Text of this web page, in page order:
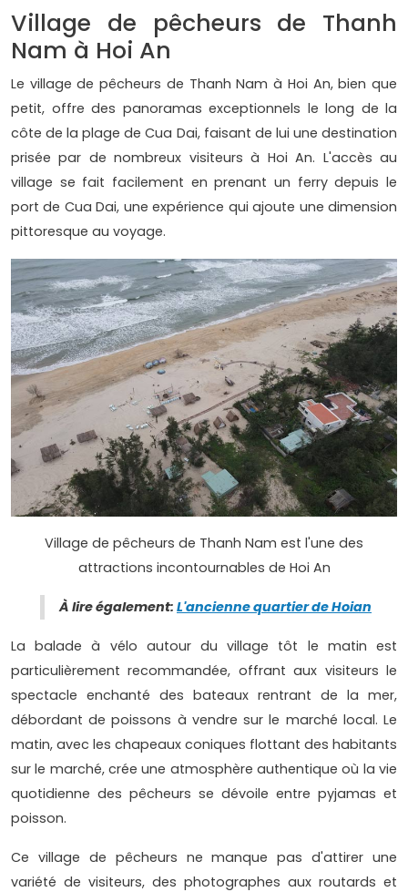
Village de pêcheurs de Thanh
Nam à Hoi An
Le village de pêcheurs de Thanh Nam à Hoi An, bien que
petit, offre des panoramas exceptionnels le long de la
côte de la plage de Cua Dai, faisant de lui une destination
prisée par de nombreux visiteurs à Hoi An. L'accès au
village se fait facilement en prenant un ferry depuis le
port de Cua Dai, une expérience qui ajoute une dimension
pittoresque au voyage.
Village de pêcheurs de Thanh Nam est l'une des
attractions incontournables de Hoi An
À lire également: L'ancienne quartier de Hoian
La balade à vélo autour du village tôt le matin est
particulièrement recommandée, offrant aux visiteurs le
spectacle enchanté des bateaux rentrant de la mer,
débordant de poissons à vendre sur le marché local. Le
matin, avec les chapeaux coniques flottant des habitants
sur le marché, crée une atmosphère authentique où la vie
quotidienne des pêcheurs se dévoile entre pyjamas et
poisson.
Ce village de pêcheurs ne manque pas d'attirer une
variété de visiteurs, des photographes aux routards et